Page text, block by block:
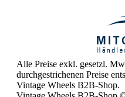
Alle Preise exkl. gesetzl.
durchgestrichenen Preise
Vintage Wheels B2B-Shop.